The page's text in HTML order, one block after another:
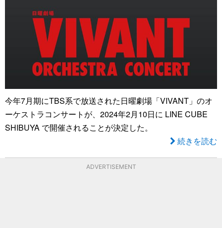
今年7月期にTBS系で放送された日曜劇場「VIVANT」のオ
ーケストラコンサートが、2024年2月10日に LINE CUBE
SHIBUYA で開催されることが決定した。
続きを読む
ADVERTISEMENT